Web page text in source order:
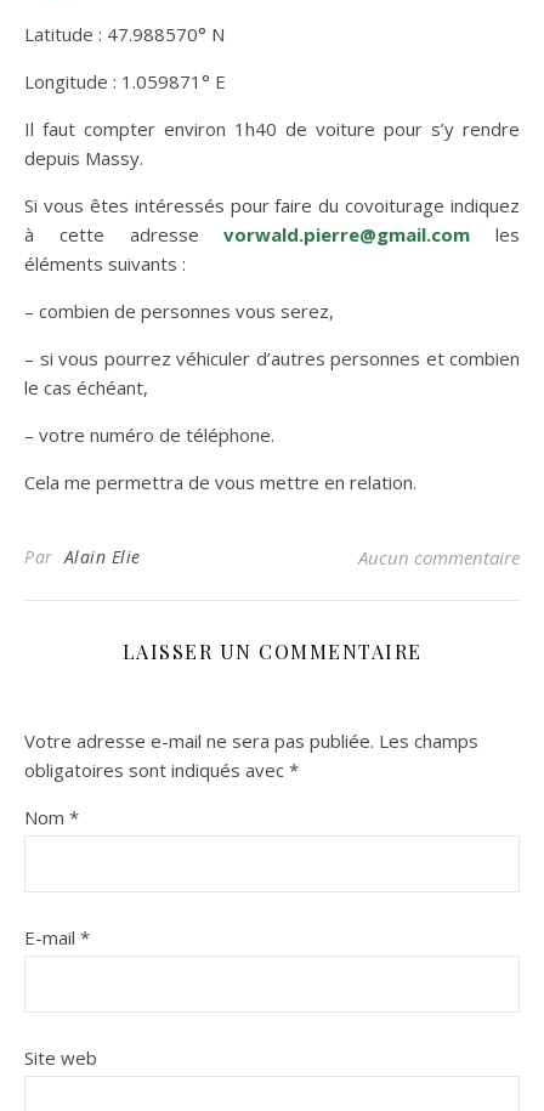
Latitude : 47.988570° N
Longitude : 1.059871° E
Il faut compter environ 1h40 de voiture pour s’y rendre
depuis Massy.
Si vous êtes intéressés pour faire du covoiturage indiquez
à cette adressevorwald.pierre@gmail.com les
éléments suivants :
– combien de personnes vous serez,
– si vous pourrez véhiculer d’autres personnes et combien
le cas échéant,
– votre numéro de téléphone.
Cela me permettra de vous mettre en relation.
ParAlain Elie Aucun commentaire
LAISSER UN COMMENTAIRE
Votre adresse e-mail ne sera pas publiée. Les champs
obligatoires sont indiqués avec *
Nom *
E-mail *
Site web